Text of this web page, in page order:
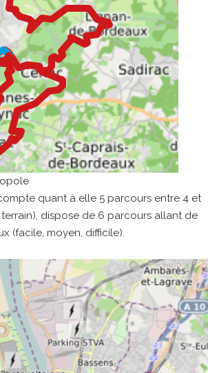
quant à elle 5 parcours entre 4 et
dispose de 6 parcours allant de
(facile, moyen, difficile).